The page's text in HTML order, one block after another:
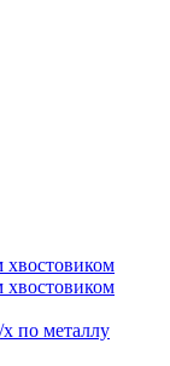
хвостовиком
хвостовиком
по металлу